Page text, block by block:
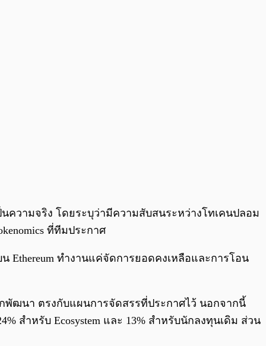
ความจริง โดยระบุว่ามีความสับสนระหว่างโทเคนปลอม
ที่ทีมประกาศ
น Ethereum ทำงานแค่จัดการยอดคงเหลือและการโอน
พัฒนา ตรงกับแผนการจัดสรรที่ประกาศไว้ นอกจากนี้
สำหรับ Ecosystem และ 13% สำหรับนักลงทุนเดิม ส่วน